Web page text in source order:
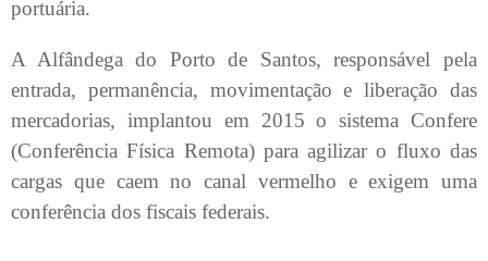
portuária.
A Alfândega do Porto de Santos, responsável pela
entrada, permanência, movimentação e liberação das
mercadorias, implantou em 2015 o sistema Confere
(Conferência Física Remota) para agilizar o fluxo das
cargas que caem no canal vermelho e exigem uma
conferência dos fiscais federais.